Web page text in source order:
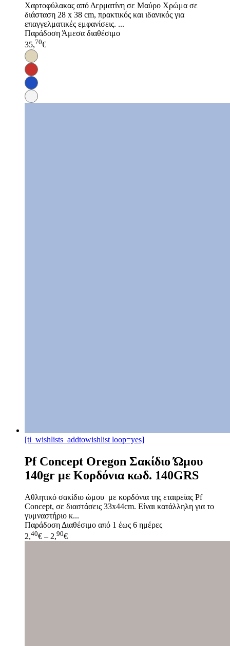
Χαρτοφύλακας από Δερματίνη σε Μαύρο Χρώμα σε
διάσταση 28 x 38 cm, πρακτικός και ιδανικός για
επαγγελματικές εμφανίσεις. ...
Παράδοση Άμεσα διαθέσιμο
35,70€
[ti_wishlists_addtowishlist loop=yes]
Pf Concept Oregon Σακίδιο Ώμου
140gr με Κορδόνια κωδ. 140GRS
Αθλητικό σακίδιο ώμου με κορδόνια της εταιρείας Pf
Concept, σε διαστάσεις 33x44cm. Είναι κατάλληλη για το
γυμναστήριο κ...
Παράδοση Διαθέσιμο από 1 έως 6 ημέρες
2,40€ – 2,90€